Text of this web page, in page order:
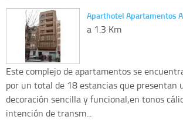
Aparthotel Apartamentos
a 1.3 Km
Este complejo de apartamentos se
por un total de 18 estancias que presentan
decoración sencilla y funcional,en tonos
intención de transm...